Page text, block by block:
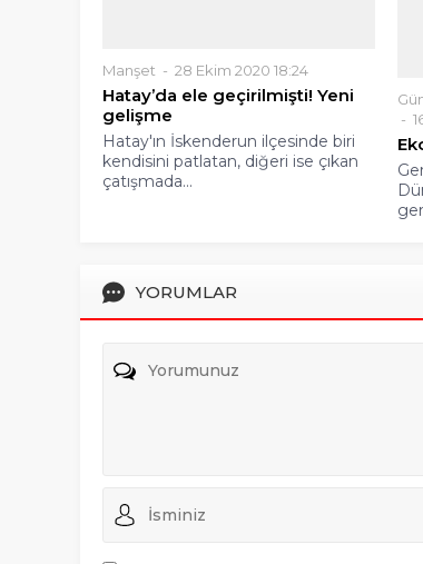
Manşet 28 Ekim 2020 18:24
Hatay’da ele geçirilmişti! Yeni
gelişme
Hatay'ın İskenderun ilçesinde biri
kendisini patlatan, diğeri ise çıkan
çatışmada...